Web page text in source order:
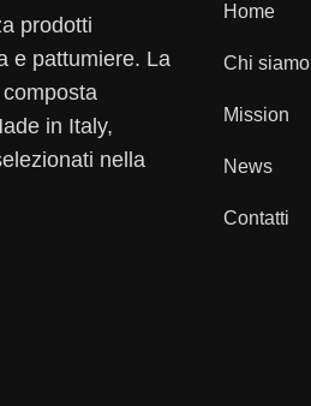
prodotti
e pattumiere. La
in Italy,
nella
Home
Chi siamo
Mission
News
Contatti